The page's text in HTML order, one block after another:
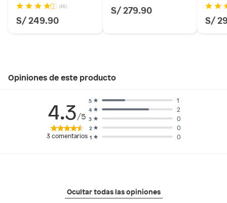
(86)
S/ 249.90
S/ 279.90
S/
Opiniones de este producto
4.3/5
3 comentarios 1 0
2 0
3 0
4 2
5 1
Ocultar todas las opiniones